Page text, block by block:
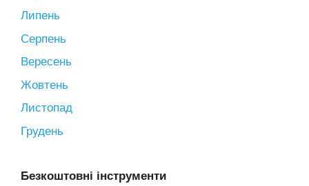
Липень
Серпень
Вересень
Жовтень
Листопад
Грудень
Безкоштовні інструменти